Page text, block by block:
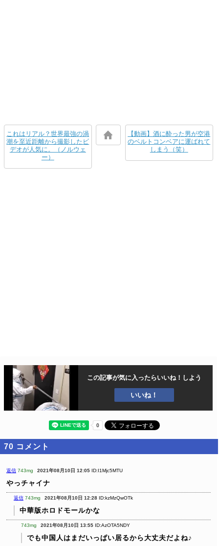
これはリアル？世界最強の渦
潮を至近距離から撮影したビ
デオが人気に。（ノルウェ
ー）
【動画】酒に酔った男が空港
のベルトコンベアに運ばれて
しまう（笑）
この記事が気に入ったらいいね！しよう
いいね！
70 コメント
返信 743mg 2021年08月10日 12:05 ID:I1Mjc5MTU
やっチャイナ
返信 743mg 2021年08月10日 12:28 ID:kzMzQwOTk
中華版ホロドモールかな
743mg 2021年08月10日 13:55 ID:AzOTA5NDY
でも中国人はまだいっぱい居るから大丈夫だよね♪